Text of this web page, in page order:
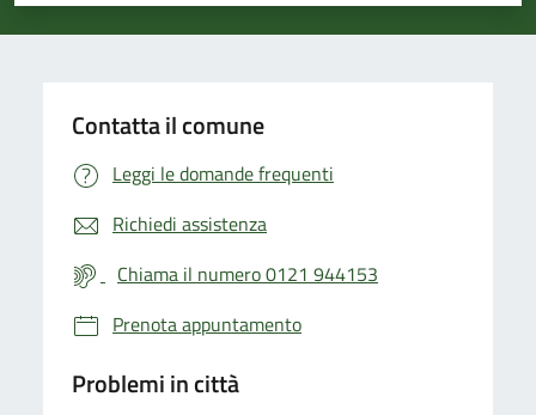
Contatta il comune
Leggi le domande frequenti
Richiedi assistenza
Chiama il numero 0121 944153
Prenota appuntamento
Problemi in città